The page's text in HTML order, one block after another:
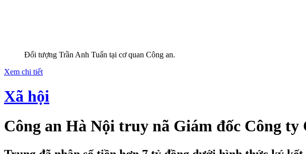
Đối tượng Trần Anh Tuấn tại cơ quan Công an.
Xem chi tiết
Xã hội
Công an Hà Nội truy nã Giám đốc Công ty